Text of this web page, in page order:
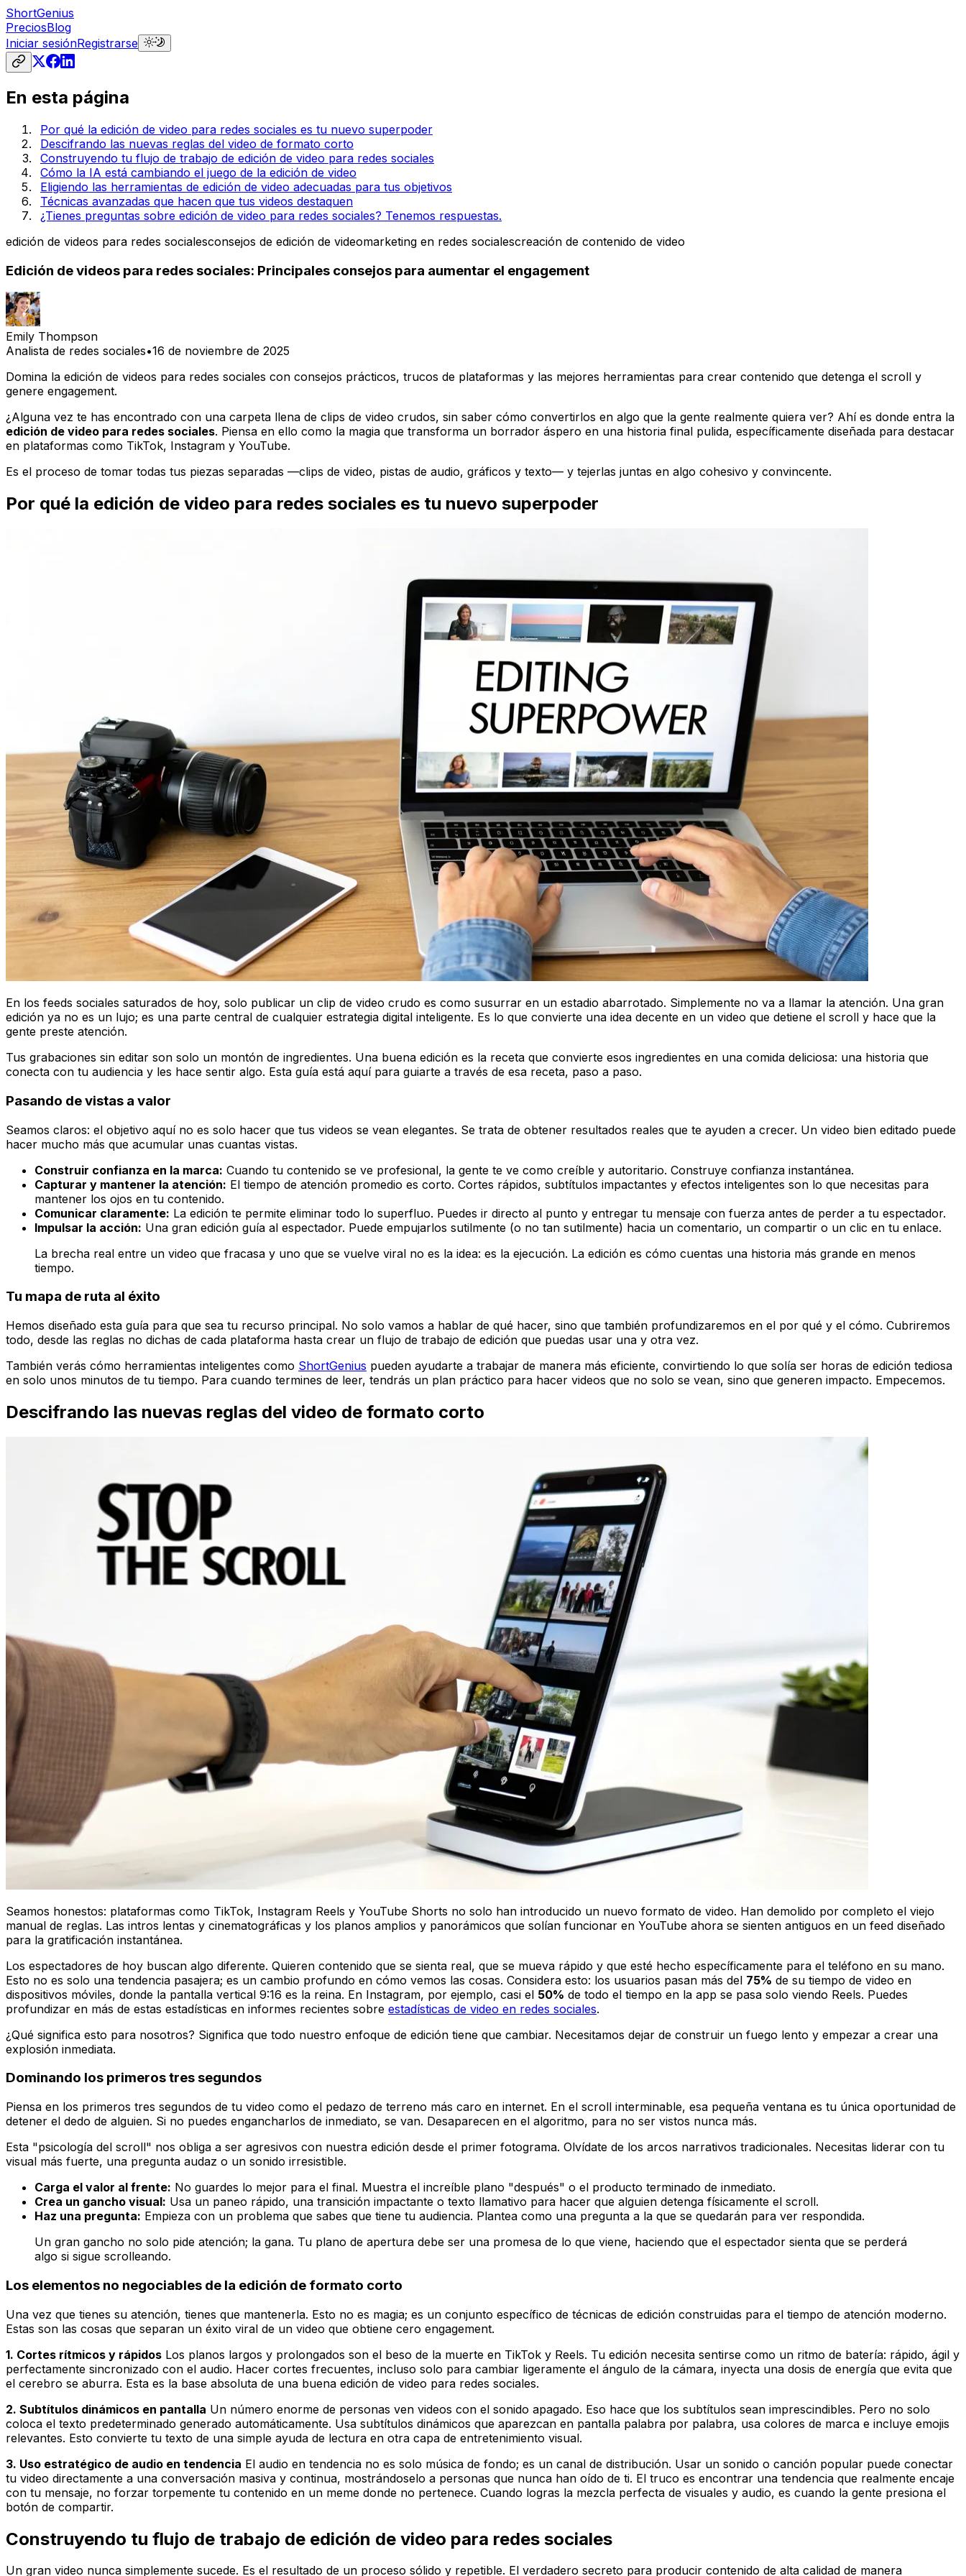
ShortGenius
PreciosBlog
Iniciar sesiónRegistrarse
En esta página
Por qué la edición de video para redes sociales es tu nuevo superpoder
Descifrando las nuevas reglas del video de formato corto
Construyendo tu flujo de trabajo de edición de video para redes sociales
Cómo la IA está cambiando el juego de la edición de video
Eligiendo las herramientas de edición de video adecuadas para tus objetivos
Técnicas avanzadas que hacen que tus videos destaquen
¿Tienes preguntas sobre edición de video para redes sociales? Tenemos respuestas.
edición de videos para redes socialesconsejos de edición de videomarketing en redes socialescreación de contenido de video
Edición de videos para redes sociales: Principales consejos para aumentar el engagement
Emily Thompson
Analista de redes sociales•16 de noviembre de 2025
Domina la edición de videos para redes sociales con consejos prácticos, trucos de plataformas y las mejores herramientas para crear contenido que detenga el scroll y
genere engagement.
¿Alguna vez te has encontrado con una carpeta llena de clips de video crudos, sin saber cómo convertirlos en algo que la gente realmente quiera ver? Ahí es donde entra la
edición de video para redes sociales. Piensa en ello como la magia que transforma un borrador áspero en una historia final pulida, específicamente diseñada para destacar
en plataformas como TikTok, Instagram y YouTube.
Es el proceso de tomar todas tus piezas separadas —clips de video, pistas de audio, gráficos y texto— y tejerlas juntas en algo cohesivo y convincente.
Por qué la edición de video para redes sociales es tu nuevo superpoder
En los feeds sociales saturados de hoy, solo publicar un clip de video crudo es como susurrar en un estadio abarrotado. Simplemente no va a llamar la atención. Una gran
edición ya no es un lujo; es una parte central de cualquier estrategia digital inteligente. Es lo que convierte una idea decente en un video que detiene el scroll y hace que la
gente preste atención.
Tus grabaciones sin editar son solo un montón de ingredientes. Una buena edición es la receta que convierte esos ingredientes en una comida deliciosa: una historia que
conecta con tu audiencia y les hace sentir algo. Esta guía está aquí para guiarte a través de esa receta, paso a paso.
Pasando de vistas a valor
Seamos claros: el objetivo aquí no es solo hacer que tus videos se vean elegantes. Se trata de obtener resultados reales que te ayuden a crecer. Un video bien editado puede
hacer mucho más que acumular unas cuantas vistas.
Construir confianza en la marca: Cuando tu contenido se ve profesional, la gente te ve como creíble y autoritario. Construye confianza instantánea.
Capturar y mantener la atención: El tiempo de atención promedio es corto. Cortes rápidos, subtítulos impactantes y efectos inteligentes son lo que necesitas para
mantener los ojos en tu contenido.
Comunicar claramente: La edición te permite eliminar todo lo superfluo. Puedes ir directo al punto y entregar tu mensaje con fuerza antes de perder a tu espectador.
Impulsar la acción: Una gran edición guía al espectador. Puede empujarlos sutilmente (o no tan sutilmente) hacia un comentario, un compartir o un clic en tu enlace.
La brecha real entre un video que fracasa y uno que se vuelve viral no es la idea: es la ejecución. La edición es cómo cuentas una historia más grande en menos
tiempo.
Tu mapa de ruta al éxito
Hemos diseñado esta guía para que sea tu recurso principal. No solo vamos a hablar de qué hacer, sino que también profundizaremos en el por qué y el cómo. Cubriremos
todo, desde las reglas no dichas de cada plataforma hasta crear un flujo de trabajo de edición que puedas usar una y otra vez.
También verás cómo herramientas inteligentes como ShortGenius pueden ayudarte a trabajar de manera más eficiente, convirtiendo lo que solía ser horas de edición tediosa
en solo unos minutos de tu tiempo. Para cuando termines de leer, tendrás un plan práctico para hacer videos que no solo se vean, sino que generen impacto. Empecemos.
Descifrando las nuevas reglas del video de formato corto
Seamos honestos: plataformas como TikTok, Instagram Reels y YouTube Shorts no solo han introducido un nuevo formato de video. Han demolido por completo el viejo
manual de reglas. Las intros lentas y cinematográficas y los planos amplios y panorámicos que solían funcionar en YouTube ahora se sienten antiguos en un feed diseñado
para la gratificación instantánea.
Los espectadores de hoy buscan algo diferente. Quieren contenido que se sienta real, que se mueva rápido y que esté hecho específicamente para el teléfono en su mano.
Esto no es solo una tendencia pasajera; es un cambio profundo en cómo vemos las cosas. Considera esto: los usuarios pasan más del 75% de su tiempo de video en
dispositivos móviles, donde la pantalla vertical 9:16 es la reina. En Instagram, por ejemplo, casi el 50% de todo el tiempo en la app se pasa solo viendo Reels. Puedes
profundizar en más de estas estadísticas en informes recientes sobre estadísticas de video en redes sociales.
¿Qué significa esto para nosotros? Significa que todo nuestro enfoque de edición tiene que cambiar. Necesitamos dejar de construir un fuego lento y empezar a crear una
explosión inmediata.
Dominando los primeros tres segundos
Piensa en los primeros tres segundos de tu video como el pedazo de terreno más caro en internet. En el scroll interminable, esa pequeña ventana es tu única oportunidad de
detener el dedo de alguien. Si no puedes engancharlos de inmediato, se van. Desaparecen en el algoritmo, para no ser vistos nunca más.
Esta "psicología del scroll" nos obliga a ser agresivos con nuestra edición desde el primer fotograma. Olvídate de los arcos narrativos tradicionales. Necesitas liderar con tu
visual más fuerte, una pregunta audaz o un sonido irresistible.
Carga el valor al frente: No guardes lo mejor para el final. Muestra el increíble plano "después" o el producto terminado de inmediato.
Crea un gancho visual: Usa un paneo rápido, una transición impactante o texto llamativo para hacer que alguien detenga físicamente el scroll.
Haz una pregunta: Empieza con un problema que sabes que tiene tu audiencia. Plantea como una pregunta a la que se quedarán para ver respondida.
Un gran gancho no solo pide atención; la gana. Tu plano de apertura debe ser una promesa de lo que viene, haciendo que el espectador sienta que se perderá
algo si sigue scrolleando.
Los elementos no negociables de la edición de formato corto
Una vez que tienes su atención, tienes que mantenerla. Esto no es magia; es un conjunto específico de técnicas de edición construidas para el tiempo de atención moderno.
Estas son las cosas que separan un éxito viral de un video que obtiene cero engagement.
1. Cortes rítmicos y rápidos Los planos largos y prolongados son el beso de la muerte en TikTok y Reels. Tu edición necesita sentirse como un ritmo de batería: rápido, ágil y
perfectamente sincronizado con el audio. Hacer cortes frecuentes, incluso solo para cambiar ligeramente el ángulo de la cámara, inyecta una dosis de energía que evita que
el cerebro se aburra. Esta es la base absoluta de una buena edición de video para redes sociales.
2. Subtítulos dinámicos en pantalla Un número enorme de personas ven videos con el sonido apagado. Eso hace que los subtítulos sean imprescindibles. Pero no solo
coloca el texto predeterminado generado automáticamente. Usa subtítulos dinámicos que aparezcan en pantalla palabra por palabra, usa colores de marca e incluye emojis
relevantes. Esto convierte tu texto de una simple ayuda de lectura en otra capa de entretenimiento visual.
3. Uso estratégico de audio en tendencia El audio en tendencia no es solo música de fondo; es un canal de distribución. Usar un sonido o canción popular puede conectar
tu video directamente a una conversación masiva y continua, mostrándoselo a personas que nunca han oído de ti. El truco es encontrar una tendencia que realmente encaje
con tu mensaje, no forzar torpemente tu contenido en un meme donde no pertenece. Cuando logras la mezcla perfecta de visuales y audio, es cuando la gente presiona el
botón de compartir.
Construyendo tu flujo de trabajo de edición de video para redes sociales
Un gran video nunca simplemente sucede. Es el resultado de un proceso sólido y repetible. El verdadero secreto para producir contenido de alta calidad de manera